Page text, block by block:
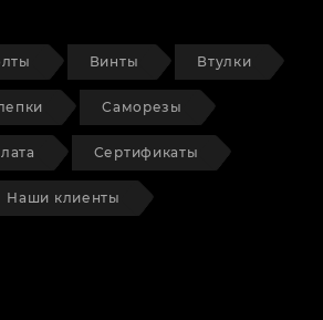
Винты Втулки
Саморезы
Сертификаты
Наши клиенты